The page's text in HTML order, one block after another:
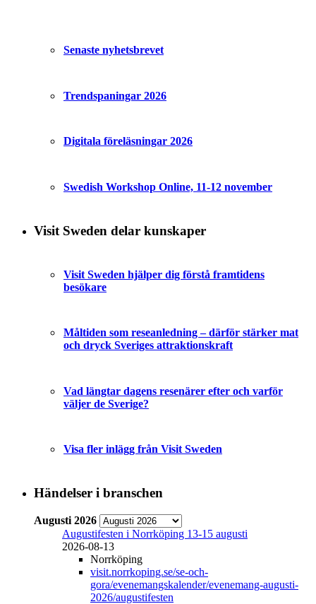
Senaste nyhetsbrevet
Trendspaningar 2026
Digitala föreläsningar 2026
Swedish Workshop Online, 11-12 november
Visit Sweden delar kunskaper
Visit Sweden hjälper dig förstå framtidens
besökare
Måltiden som reseanledning – därför stärker mat
och dryck Sveriges attraktionskraft
Vad längtar dagens resenärer efter och varför
väljer de Sverige?
Visa fler inlägg från Visit Sweden
Händelser i branschen
Augusti 2026
Augustifesten i Norrköping 13-15 augusti
2026-08-13
Norrköping
visit.norrkoping.se/se-och-
gora/evenemangskalender/evenemang-augusti-
2026/augustifesten